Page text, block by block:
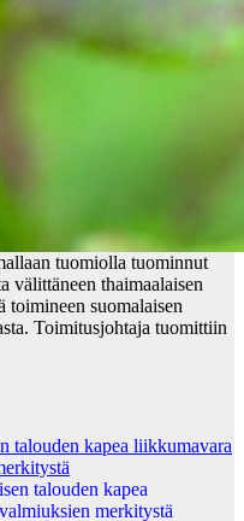
tuomiolla tuominnut
välittäneen thaimaalaisen
toimineen suomalaisen
Toimitusjohtaja tuomittiin
talouden kapea liikkumavara